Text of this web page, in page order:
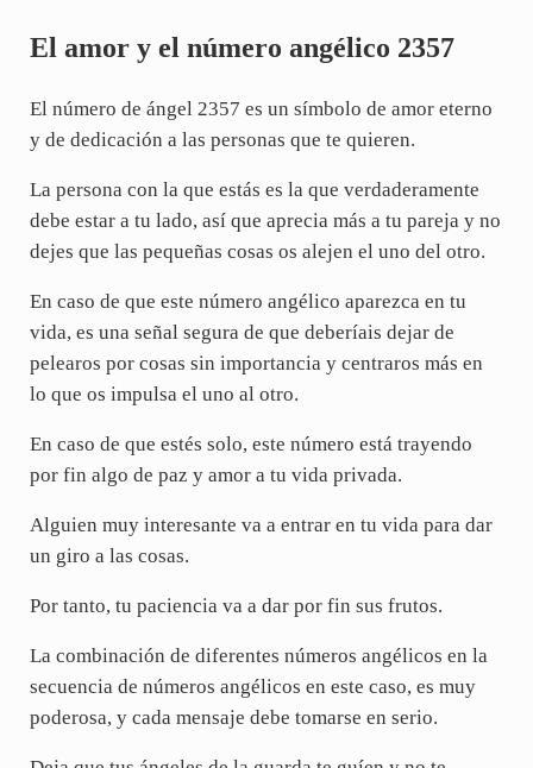
El amor y el número angélico 2357
El número de ángel 2357 es un símbolo de amor eterno
y de dedicación a las personas que te quieren.
La persona con la que estás es la que verdaderamente
debe estar a tu lado, así que aprecia más a tu pareja y no
dejes que las pequeñas cosas os alejen el uno del otro.
En caso de que este número angélico aparezca en tu
vida, es una señal segura de que deberíais dejar de
pelearos por cosas sin importancia y centraros más en
lo que os impulsa el uno al otro.
En caso de que estés solo, este número está trayendo
por fin algo de paz y amor a tu vida privada.
Alguien muy interesante va a entrar en tu vida para dar
un giro a las cosas.
Por tanto, tu paciencia va a dar por fin sus frutos.
La combinación de diferentes números angélicos en la
secuencia de números angélicos en este caso, es muy
poderosa, y cada mensaje debe tomarse en serio.